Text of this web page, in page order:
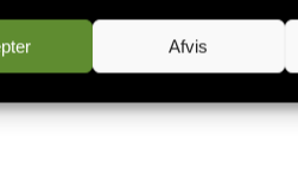
Afvis
2023.